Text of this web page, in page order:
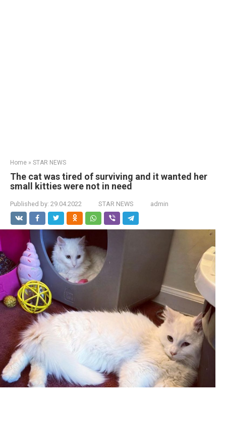
Home » STAR NEWS
The cat was tired of surviving and it wanted her
small kitties were not in need
Published by: 29.04.2022 STAR NEWS admin